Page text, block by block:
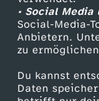
• Social
Social-Media-
Anbietern.
zu
Du kannst
Daten
l
ZDF Unternehmen
Karriere
ZDF goes Schule